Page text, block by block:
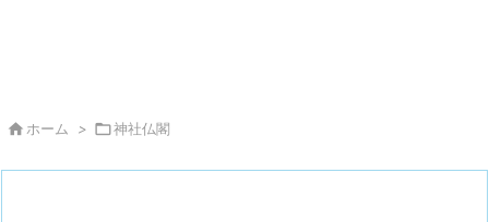
 ホーム > 神社仏閣